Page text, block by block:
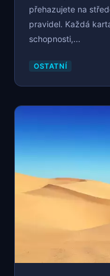
přehazujete na
pravidel. Každá
schopnosti,...
OSTATNÍ